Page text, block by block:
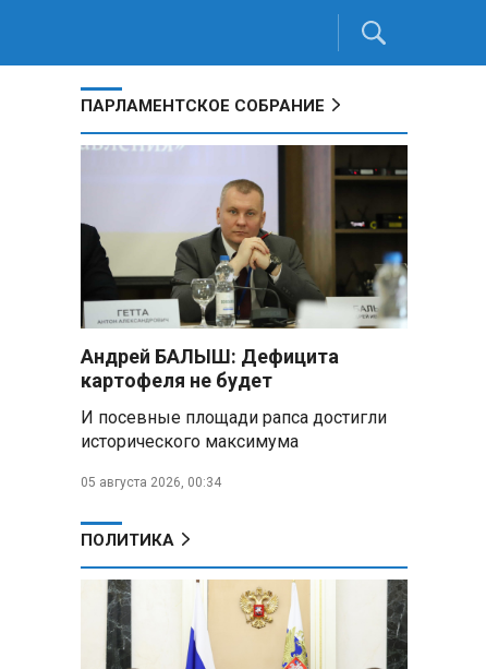
ПАРЛАМЕНТСКОЕ СОБРАНИЕ
Андрей БАЛЫШ: Дефицита
картофеля не будет
И посевные площади рапса достигли
исторического максимума
05 августа 2026, 00:34
ПОЛИТИКА